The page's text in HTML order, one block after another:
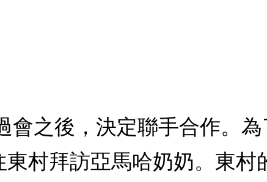
會之後，決定聯手合作。
村拜訪亞馬哈奶奶。東村